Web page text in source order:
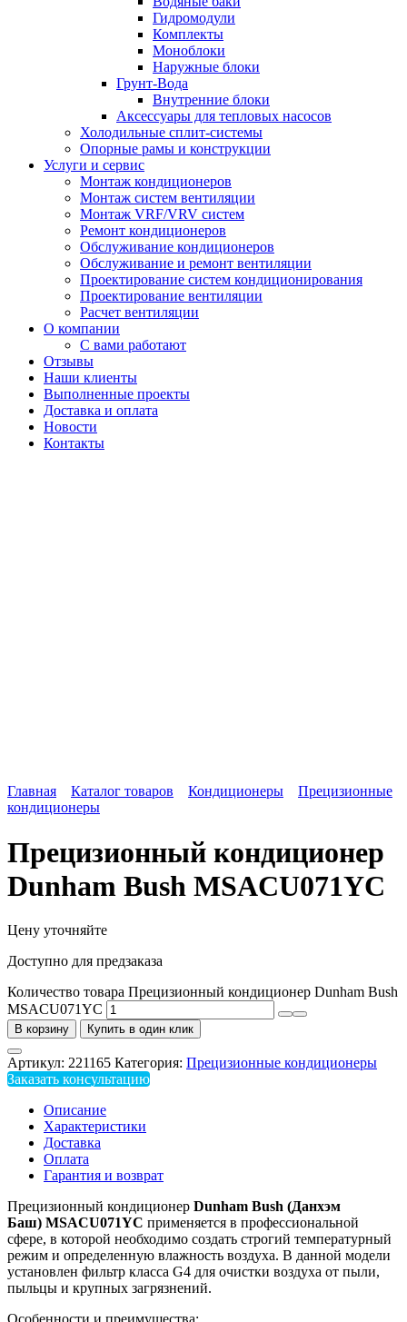
Гидромодули
Комплекты
Моноблоки
Наружные блоки
Грунт-Вода
Внутренние блоки
Аксессуары для тепловых насосов
Холодильные сплит-системы
Опорные рамы и конструкции
Услуги и сервис
Монтаж кондиционеров
Монтаж систем вентиляции
Монтаж VRF/VRV систем
Ремонт кондиционеров
Обслуживание кондиционеров
Обслуживание и ремонт вентиляции
Проектирование систем кондиционирования
Проектирование вентиляции
Расчет вентиляции
О компании
С вами работают
Отзывы
Наши клиенты
Выполненные проекты
Доставка и оплата
Новости
Контакты
Главная Каталог товаров Кондиционеры
Прецизионные
кондиционеры
Прецизионный кондиционер
Dunham Bush MSACU071YC
Цену уточняйте
Доступно для предзаказа
Количество товара Прецизионный кондиционер Dunham Bush
MSACU071YC
В корзину Купить в один клик
Артикул: 221165 Категория: Прецизионные кондиционеры
Заказать консультацию
Описание
Характеристики
Доставка
Оплата
Гарантия и возврат
Прецизионный кондиционер Dunham Bush (Данхэм
Баш) MSACU071YC применяется в профессиональной
сфере, в которой необходимо создать строгий температурный
режим и определенную влажность воздуха. В данной модели
установлен фильтр класса G4 для очистки воздуха от пыли,
пыльцы и крупных загрязнений.